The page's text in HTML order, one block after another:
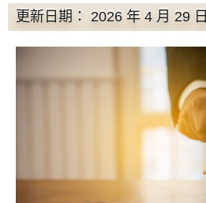
更新日期： 2026 年 4 月 29 日